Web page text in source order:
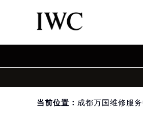
当前位置： 成都万国维修服